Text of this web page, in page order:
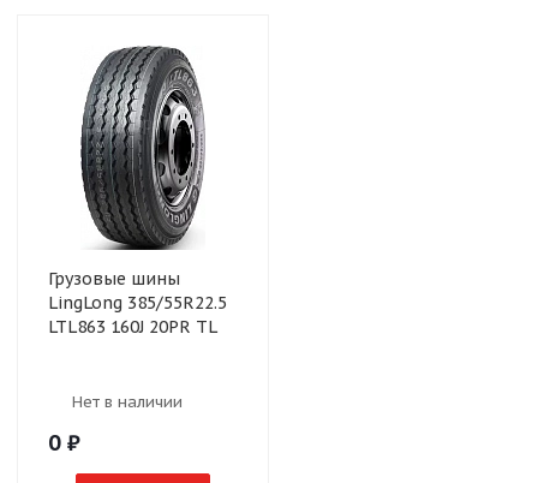
Грузовые шины
LingLong 385/55R22.5
LTL863 160J 20PR TL
Нет в наличии
0 ₽